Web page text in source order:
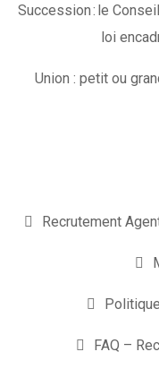
Succession : le
loi
Union : petit ou
Recrutement
FAQ –